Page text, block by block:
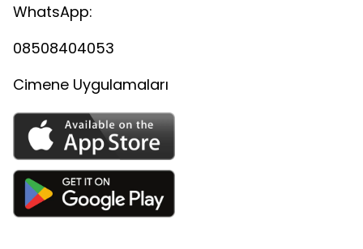
WhatsApp:
08508404053
Cimene Uygulamaları